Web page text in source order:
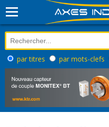
par titres par mots-clefs